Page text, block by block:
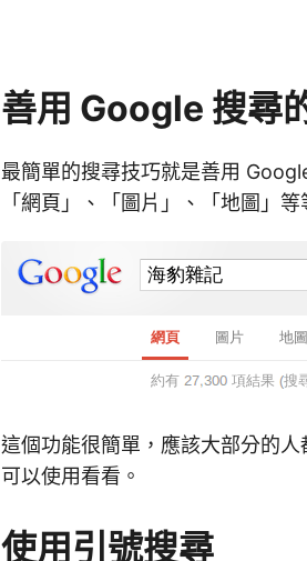
善用 Google 搜尋
最簡單的搜尋技巧就是善用
「網頁」、「圖片」、「地圖」
這個功能很簡單，應該大部分的
可以使用看看。
使用引號搜尋